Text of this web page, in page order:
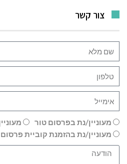
צור קשר
מעוניין/נת בפרסום טור
מעוניין/נת בהזמנת קוביית פרסום